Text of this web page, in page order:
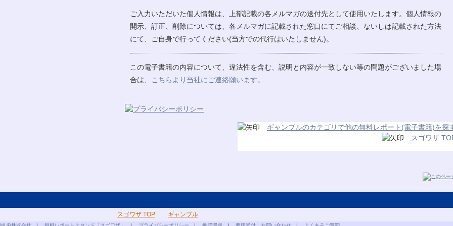
ご入力いただいた個人情報は、上部記載の各メルマガの送付先として使用いたします。個人情報の
開示、訂正、削除については、各メルマガに記載された窓口にてご相談、ないしは記載された方法
にて、ご自身で行ってください(当方での代行はいたしません)。
この電子書籍の内容について、違法性を含む、説明と内容が一致しない等の問題がございました場
合は、
こちらより当社にご連絡願います。
ギャンブルのカテゴリで他の無料レポート(電子書籍)を探
スゴワザ
スゴワザ TOP ギャンブル